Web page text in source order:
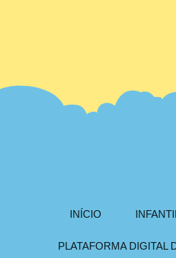
INÍCIO
PLATAFORMA DIGITAL